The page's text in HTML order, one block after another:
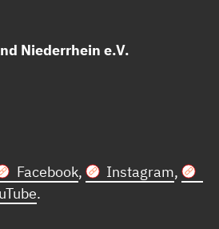
Niederrhein e.V.
Facebook, Instagram,
.